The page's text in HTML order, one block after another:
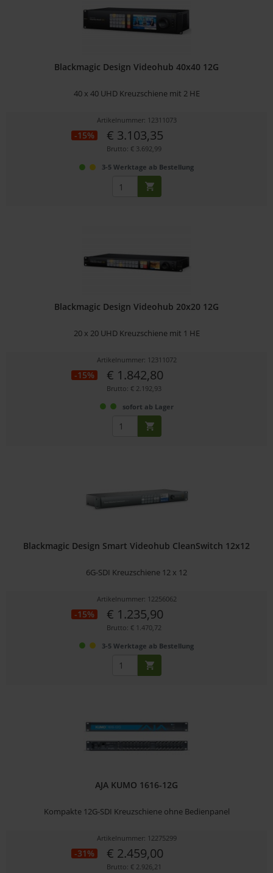
Blackmagic Design Videohub 40x40 12G
40 x 40 UHD Kreuzschiene mit 2 HE
Artikelnummer: 12311073
-15% € 3.103,35
Brutto: € 3.692,99
3-5 Werktage ab Bestellung
Blackmagic Design Videohub 20x20 12G
20 x 20 UHD Kreuzschiene mit 1 HE
Artikelnummer: 12311072
-15% € 1.842,80
Brutto: € 2.192,93
sofort ab Lager
Blackmagic Design Smart Videohub CleanSwitch 12x12
6G-SDI Kreuzschiene 12 x 12
Artikelnummer: 12256062
-15% € 1.235,90
Brutto: € 1.470,72
3-5 Werktage ab Bestellung
AJA KUMO 1616-12G
Kompakte 12G-SDI Kreuzschiene ohne Bedienpanel
Artikelnummer: 12275299
-31% € 2.459,00
Brutto: € 2.926,21